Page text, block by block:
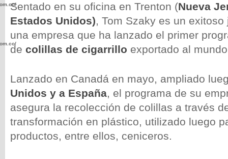
Sentado en su oficina en Trenton (Nueva
Estados Unidos), Tom Szaky es un
una empresa que ha lanzado el primer
de colillas de cigarrillo exportado al
Lanzado en Canadá en mayo, ampliado
Unidos y a España, el programa de su
asegura la recolección de colillas a través
transformación en plástico, utilizado luego
productos, entre ellos, ceniceros.
wp-
wp-
wp-